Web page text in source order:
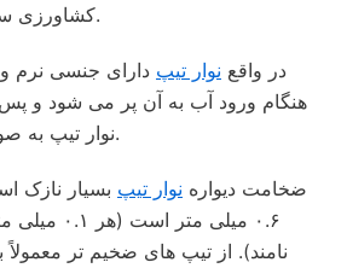
کشاورزی سخت، بسیار نرم است.
در واقع نوار تیپ دارای جنسی نرم
هنگام ورود آب به آن پر می شود و پس
نوار تیپ به صورت مسطح در می آید.
ضخامت دیواره نوار تیپ
نامند). از تیپ های ضخیم تر